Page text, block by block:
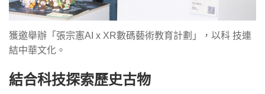
獲邀舉辦「張宗憲AI x XR數碼藝術教育計劃」，以科 技連
結中華文化。
結合科技探索歷史古物